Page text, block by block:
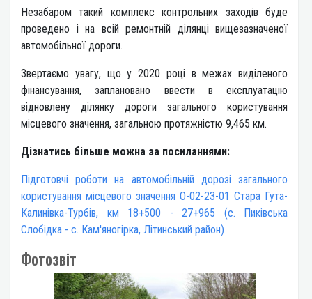
Незабаром такий комплекс контрольних заходів буде
проведено і на всій ремонтній ділянці вищезазначеної
автомобільної дороги.
Звертаємо увагу, що у 2020 році в межах виділеного
фінансування, заплановано ввести в експлуатацію
відновлену ділянку дороги загального користування
місцевого значення, загальною протяжністю 9,465 км.
Дізнатись більше можна за посиланнями:
Підготовчі роботи на автомобільній дорозі загального
користування місцевого значення О-02-23-01 Стара Гута-
Калинівка-Турбів, км 18+500 - 27+965 (с. Пиківська
Слобідка - с. Кам'яногірка, Літинський район)
Фотозвіт